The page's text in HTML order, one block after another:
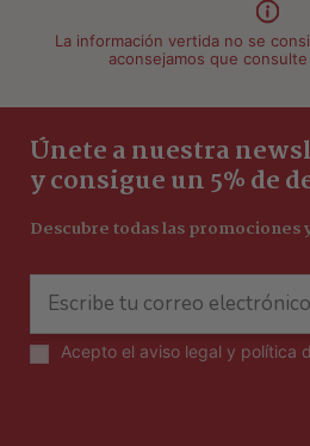
La información vertida no se
aconsejamos que
Únete a nuestra
y consigue un 5% de
Descubre todas las promociones
Acepto el aviso legal y política